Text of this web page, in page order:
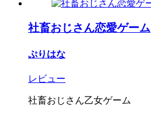
社畜おじさん恋愛ゲーム
ぷりはな
レビュー
社畜おじさん乙女ゲーム